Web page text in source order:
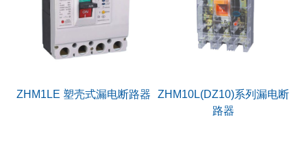
ZHM1LE 塑壳式漏电断路器
ZHM10L(DZ10)系列漏电断
路器